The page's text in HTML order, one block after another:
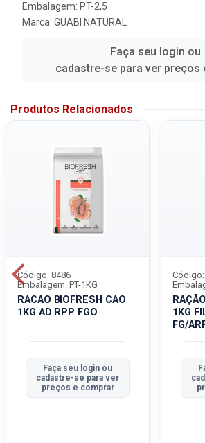
Embalagem: PT-2,5
Marca: GUABI NATURAL
Faça seu login ou
cadastre-se para ver preços
Produtos Relacionados
RACAO BIOFRESH CAO
1KG AD RPP FGO
Código: 8486
Embalagem: PT-1KG
Faça seu login ou
cadastre-se para ver
preços e comprar
1KG
FG/